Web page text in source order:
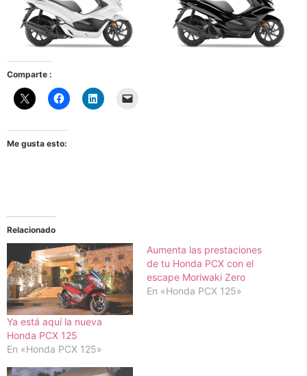
Comparte :
Me gusta esto:
Relacionado
Ya está aquí la nueva
Honda PCX 125
En «Honda PCX 125»
Aumenta las prestaciones
de tu Honda PCX con el
escape Moriwaki Zero
En «Honda PCX 125»